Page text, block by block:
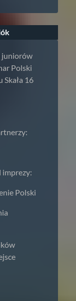
juniorów
Polski
16
imprezy:
Polski